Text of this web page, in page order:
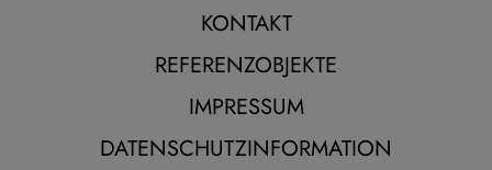
KONTAKT
REFERENZOBJEKTE
IMPRESSUM
DATENSCHUTZINFORMATION